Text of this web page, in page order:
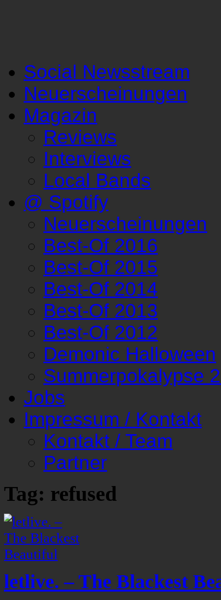
Social Newsstream
Neuerscheinungen
Magazin
Reviews
Interviews
Local Bands
@ Spotify
Neuerscheinungen
Best-Of 2016
Best-Of 2015
Best-Of 2014
Best-Of 2013
Best-Of 2012
Demonic Halloween
Summerpokalypse
Jobs
Impressum / Kontakt
Kontakt / Team
Partner
Tag: refused
letlive. – The Blackest